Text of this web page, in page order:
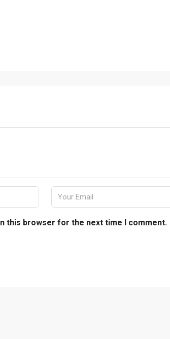
this browser for the next time I comment.